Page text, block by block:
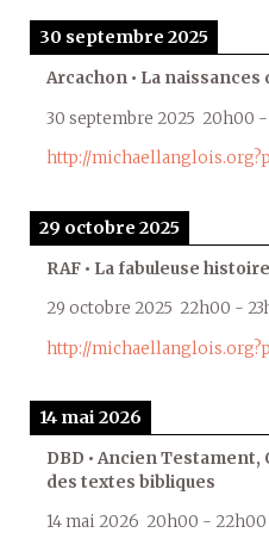
30 septembre 2025
Arcachon • La
30 septembre 2025 20h00 -
http://
29 octobre 2025
RAF • La fabuleuse
29 octobre 2025 22h00 -
http://
14 mai 2026
DBD • Ancien
des textes bibliques
14 mai 2026 20h00 - 22h00